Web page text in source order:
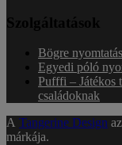
Szolgáltatások
Bögre nyomtatás
Egyedi póló
Pufffi – Játékos
családoknak
A Tangerine Design
márkája.